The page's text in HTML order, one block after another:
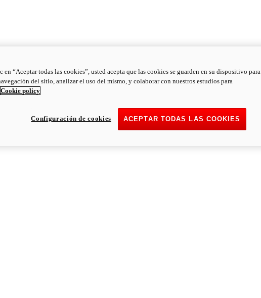
en “Aceptar todas las cookies”, usted acepta que las cookies se guarden en su dispositivo para
del sitio, analizar el uso del mismo, y colaborar con nuestros estudios para
Cookie policy
ACEPTAR TODAS LAS COOKIES
Configuración de cookies